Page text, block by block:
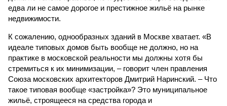
едва ли не самое дорогое и престижное жильё на рынке
недвижимости.
К сожалению, однообразных зданий в Москве хватает. «В
идеале типовых домов быть вообще не должно, но на
практике в московской реальности мы должны хотя бы
стремиться к их минимизации, – говорит член правления
Союза московских архитекторов Дмитрий Наринский. – Что
такое типовая вообще «застройка»? Это муниципальное
жильё, строящееся на средства города и